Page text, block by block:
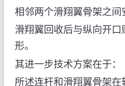
相邻两个滑翔翼骨架之间
滑翔翼回收后与纵向开
形。
其进一步技术方案在于：
所述连杆和滑翔翼骨架